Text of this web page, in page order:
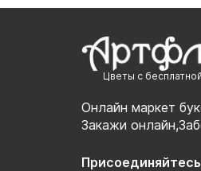
Цветы с
Онлайн маркет
Закажи
Присоединяйтесь